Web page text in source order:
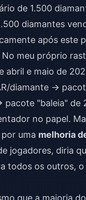
de 1.500
diamantes
após
meu próprio
abril e maio de
diamante →
"baleia" de
no papel.
uma melhoria
jogadores, diria
todos os outros,
que a maioria